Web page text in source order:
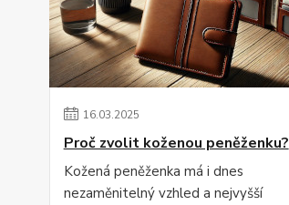
16.03.2025
Proč zvolit koženou peněženku?
Kožená peněženka má i dnes
nezaměnitelný vzhled a nejvyšší